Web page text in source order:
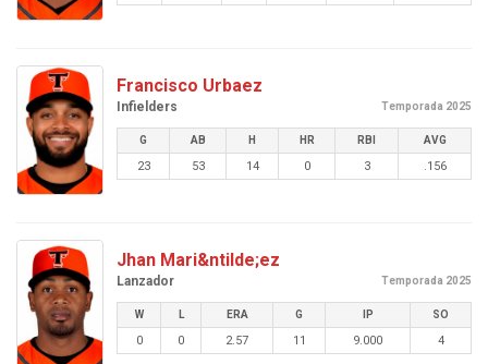
Francisco Urbaez
Infielders Temporada 2025
G AB H HR RBI AVG
23 53 14 0 3 .156
Jhan Mari&ntilde;ez
Lanzador Temporada 2025
W L ERA G IP SO
0 0 2.57 11 9.000 4